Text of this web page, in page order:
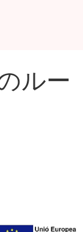
ルー